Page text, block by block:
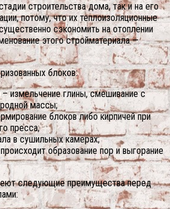
строительства дома, так и на его
потому, что их теплоизоляционные
сэкономить на отоплении
этого стройматериала —
блоков:
– измельчение глины, смешивание с
массы;
блоков либо кирпичей при
пресса;
в сушильных камерах;
образование пор и выгорание
следующие преимущества перед